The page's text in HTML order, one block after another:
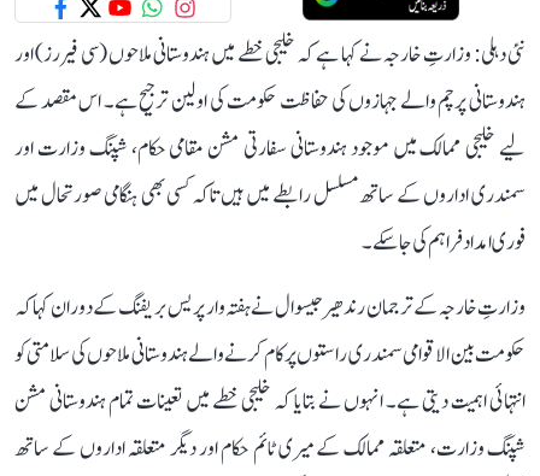
نئی دہلی: وزارتِ خارجہ نے کہا ہے کہ خلیجی خطے میں ہندوستانی ملاحوں (سی فیررز) اور
ہندوستانی پرچم والے جہازوں کی حفاظت حکومت کی اولین ترجیح ہے۔ اس مقصد کے
لیے خلیجی ممالک میں موجود ہندوستانی سفارتی مشن مقامی حکام، شپنگ وزارت اور
سمندری اداروں کے ساتھ مسلسل رابطے میں ہیں تاکہ کسی بھی ہنگامی صورتحال میں
فوری امداد فراہم کی جا سکے۔
وزارتِ خارجہ کے ترجمان رندھیر جیسوال نے ہفتہ وار پریس بریفنگ کے دوران کہا کہ
حکومت بین الاقوامی سمندری راستوں پر کام کرنے والے ہندوستانی ملاحوں کی سلامتی کو
انتہائی اہمیت دیتی ہے۔ انہوں نے بتایا کہ خلیجی خطے میں تعینات تمام ہندوستانی مشن
شپنگ وزارت، متعلقہ ممالک کے میری ٹائم حکام اور دیگر متعلقہ اداروں کے ساتھ